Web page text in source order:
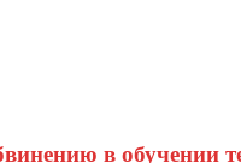
в обучении